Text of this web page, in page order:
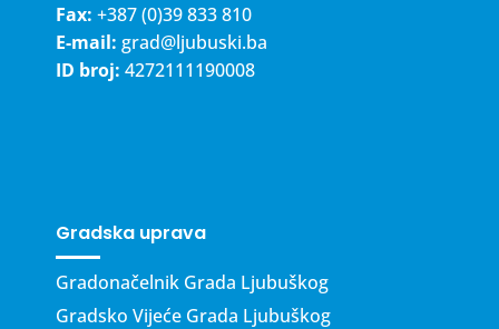
Fax: +387 (0)39 833 810
E-mail: grad@ljubuski.ba
ID broj: 4272111190008
Gradska uprava
Gradonačelnik Grada Ljubuškog
Gradsko Vijeće Grada Ljubuškog